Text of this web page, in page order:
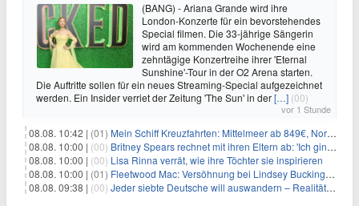
(BANG) - Ariana Grande wird ihre
London-Konzerte für ein bevorstehendes
Special filmen. Die 33-jährige Sängerin
wird am kommenden Wochenende eine
zehntägige Konzertreihe ihrer 'Eternal
Sunshine'-Tour in der O2 Arena starten.
Die Auftritte sollen für ein neues Streaming-Special aufgezeichnet
werden. Ein Insider verriet der Zeitung 'The Sun' in der[…] (00)
vor 1 Stunde
08.08. 10:42 | (01) Mein Schiff Kreuzfahrten: Mittelmeer ab 849€, Norwegen ab 999€ p.P.
08.08. 10:00 | (00) Britney Spears rechnet mit ihren Eltern ab: 'Ich ging zwei Monate lang auf die Knie und weinte'
08.08. 10:00 | (00) Lisa Rinna verrät, wie ihre Töchter sie inspirieren
08.08. 10:00 | (01) Fleetwood Mac: Versöhnung bei Lindsey Buckingham und Stevie Nicks
08.08. 09:38 | (00) Jeder siebte Deutsche will auswandern – Realität sieht oft anders aus